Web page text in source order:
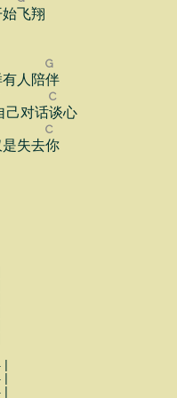
飞翔
人陪
G
伴
己对话
C
谈心
失去
C
你